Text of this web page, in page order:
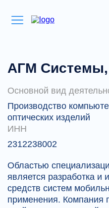
АГМ
Основной вид
Производство
оптических изделий
ИНН
2312238002
Областью
является разработка и
средств систем
применения. Компания